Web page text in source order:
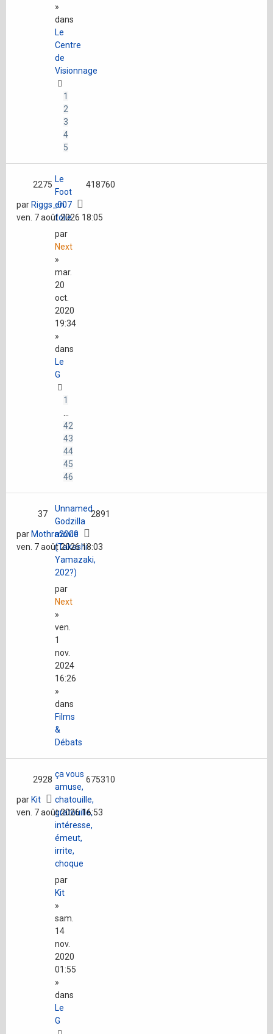
»
dans
Le
Centre
de
Visionnage
1
2
3
4
5
Le
Foot
en
folie
par
Next
»
mar.
20
oct.
2020
19:34
»
dans
Le
G
1
42
43
44
45
46
2275 418760
par Riggs_007
ven. 7 août 2026 18:05
Unnamed
Godzilla
movie
(Takashi
Yamazaki,
202?)
par
Next
»
ven.
1
nov.
2024
16:26
»
dans
Films
&
Débats
37 2891
par Mothra2000
ven. 7 août 2026 18:03
ça vous
amuse,
chatouille,
gratouille,
intéresse,
émeut,
irrite,
choque
par
Kit
»
sam.
14
nov.
2020
01:55
»
dans
Le
G
2928 675310
par Kit
ven. 7 août 2026 16:53